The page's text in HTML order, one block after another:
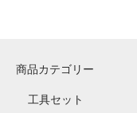
商品カテゴリー
工具セット